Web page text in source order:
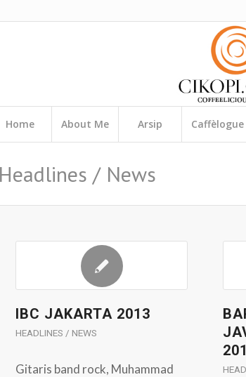
Home About Me Arsip Caffèlogue
/ News
IBC JAKARTA 2013
HEADLINES / NEWS
Gitaris band rock, Muhammad